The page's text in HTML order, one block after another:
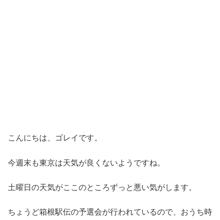
こんにちは、ゴレイです。
今週末も東京は天気が良くないようですね。
土曜日の天気がここのところずっと悪い気がします。
ちょうど箱根駅伝の予選会が行われているので、おうち時